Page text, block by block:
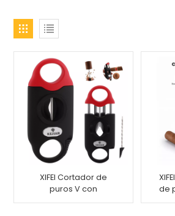
XIFEI Cortador de
puros V con
herramienta para
de